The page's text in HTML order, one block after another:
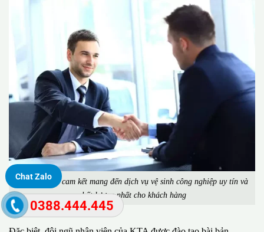
Công ty KTA cam kết mang đến dịch vụ vệ sinh công nghiệp uy tín và
chất lượng nhất cho khách hàng
Chat Zalo
0388.444.445